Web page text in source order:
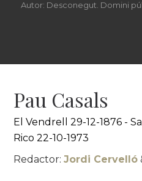
Autor: Desconegut. Domini
Pau Casals
El Vendrell 29-12-1876 -
Rico 22-10-1973
Redactor:Jordi Cervelló